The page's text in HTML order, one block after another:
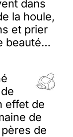
dans
la houle,
et prier
beauté…
effet de
de
pères de